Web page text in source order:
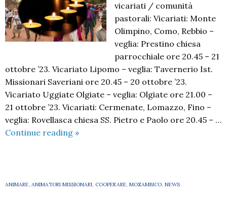
vicariati / comunità
pastorali: Vicariati: Monte
Olimpino, Como, Rebbio –
veglia: Prestino chiesa
parrocchiale ore 20.45 – 21
ottobre ’23. Vicariato Lipomo – veglia: Tavernerio Ist.
Missionari Saveriani ore 20.45 – 20 ottobre ’23.
Vicariato Uggiate Olgiate – veglia: Olgiate ore 21.00 –
21 ottobre ’23. Vicariati: Cermenate, Lomazzo, Fino –
veglia: Rovellasca chiesa SS. Pietro e Paolo ore 20.45 – …
Continue reading 2023
in
»
ANIMARE, ANIMATORI MISSIONARI, COOPERARE, MOZAMBICO, NEWS